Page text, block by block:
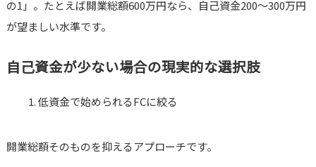
の1」。たとえば開業総額600万円なら、自己資金200〜300万円
が望ましい水準です。
自己資金が少ない場合の現実的な選択肢
低資金で始められるFCに絞る
開業総額そのものを抑えるアプローチです。